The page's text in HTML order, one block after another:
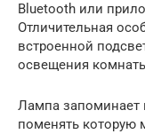
Bluetooth или
Отличительная
встроенной
освещения
Лампа запоминает
поменять которую